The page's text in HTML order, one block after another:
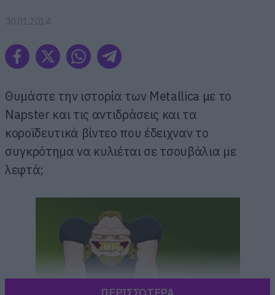
30.01.2014
Θυμάστε την ιστορία των Metallica με το
Napster και τις αντιδράσεις και τα
κοροϊδευτικά βίντεο που έδειχναν το
συγκρότημα να κυλιέται σε τσουβάλια με
λεφτά;